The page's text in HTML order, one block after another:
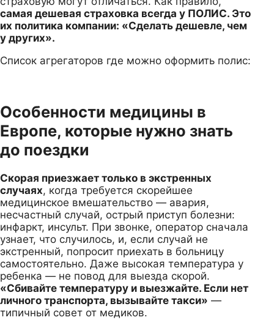
самая дешевая страховка всегда у ПОЛИС. Это
их политика компании: «Сделать дешевле, чем
у других».
Список агрегаторов где можно оформить полис:
Особенности медицины в
Европе, которые нужно знать
до поездки
Скорая приезжает только в экстренных
случаях, когда требуется скорейшее
медицинское вмешательство — авария,
несчастный случай, острый приступ болезни:
инфаркт, инсульт. При звонке, оператор сначала
узнает, что случилось, и, если случай не
экстренный, попросит приехать в больницу
самостоятельно. Даже высокая температура у
ребенка — не повод для выезда скорой.
«Сбивайте температуру и выезжайте. Если нет
личного транспорта, вызывайте такси» —
типичный совет от медиков.